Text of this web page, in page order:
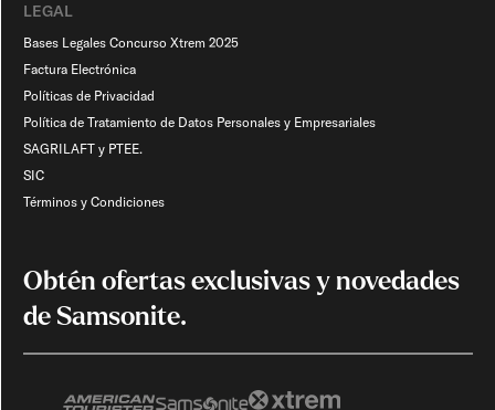
LEGAL
Bases Legales Concurso Xtrem 2025
Factura Electrónica
Políticas de Privacidad
Política de Tratamiento de Datos Personales y Empresariales
SAGRILAFT y PTEE.
SIC
Términos y Condiciones
Obtén ofertas exclusivas y novedades
de Samsonite.